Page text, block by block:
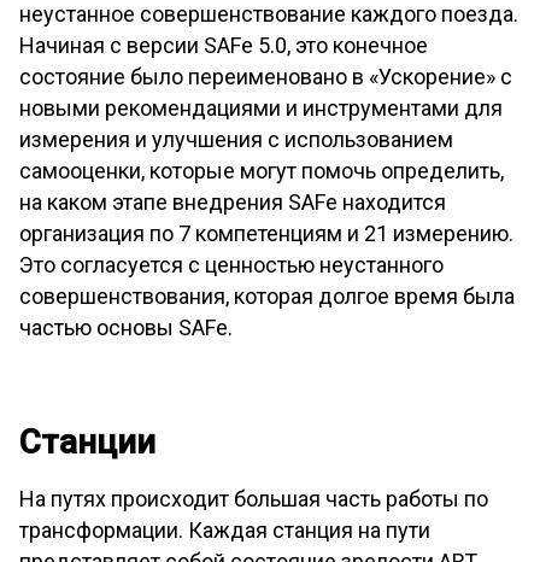
неустанное совершенствование каждого поезда.
Начиная с версии SAFe 5.0, это конечное
состояние было переименовано в «Ускорение» с
новыми рекомендациями и инструментами для
измерения и улучшения с использованием
самооценки, которые могут помочь определить,
на каком этапе внедрения SAFe находится
организация по 7 компетенциям и 21 измерению.
Это согласуется с ценностью неустанного
совершенствования, которая долгое время была
частью основы SAFe.
Станции
На путях происходит большая часть работы по
трансформации. Каждая станция на пути